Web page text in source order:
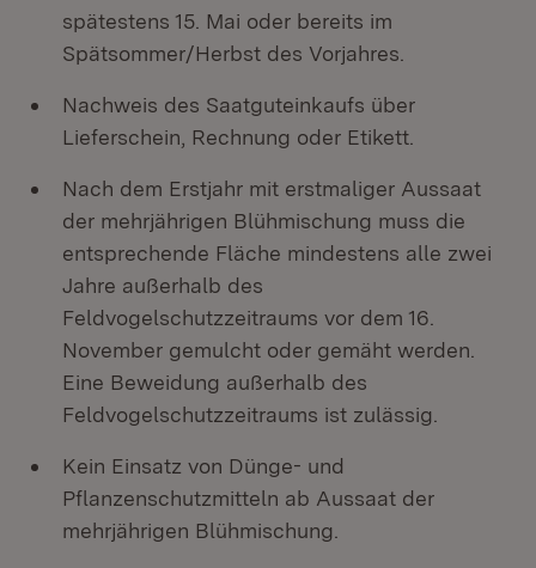
spätestens 15. Mai oder bereits im
Spätsommer/Herbst des Vorjahres.
Nachweis des Saatguteinkaufs über
Lieferschein, Rechnung oder Etikett.
Nach dem Erstjahr mit erstmaliger Aussaat
der mehrjährigen Blühmischung muss die
entsprechende Fläche mindestens alle zwei
Jahre außerhalb des
Feldvogelschutzzeitraums vor dem 16.
November gemulcht oder gemäht werden.
Eine Beweidung außerhalb des
Feldvogelschutzzeitraums ist zulässig.
Kein Einsatz von Dünge- und
Pflanzenschutzmitteln ab Aussaat der
mehrjährigen Blühmischung.